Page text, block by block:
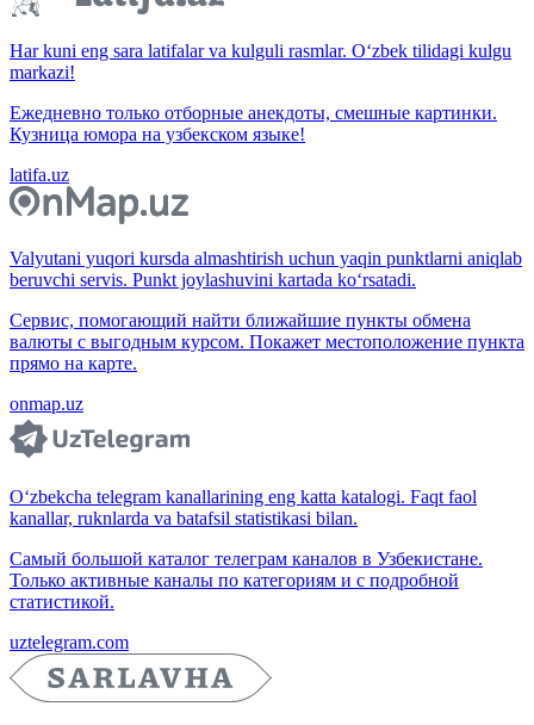
Har kuni eng sara latifalar va kulguli rasmlar. O‘zbek tilidagi kulgu
markazi!
Ежедневно только отборные анекдоты, смешные картинки.
Кузница юмора на узбекском языке!
latifa.uz
Valyutani yuqori kursda almashtirish uchun yaqin punktlarni aniqlab
beruvchi servis. Punkt joylashuvini kartada ko‘rsatadi.
Сервис, помогающий найти ближайшие пункты обмена
валюты с выгодным курсом. Покажет местоположение пункта
прямо на карте.
onmap.uz
O‘zbekcha telegram kanallarining eng katta katalogi. Faqt faol
kanallar, ruknlarda va batafsil statistikasi bilan.
Самый большой каталог телеграм каналов в Узбекистане.
Только активные каналы по категориям и с подробной
статистикой.
uztelegram.com